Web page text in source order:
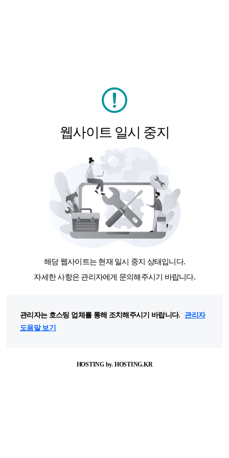
웹사이트 일시 중지
해당 웹사이트는 현재 일시 중지 상태입니다.
자세한 사항은 관리자에게 문의해주시기 바랍니다.
관리자는 호스팅 업체를 통해 조치해주시기 바랍니다.
관리자
도움말 보기
HOSTING by. HOSTING.KR